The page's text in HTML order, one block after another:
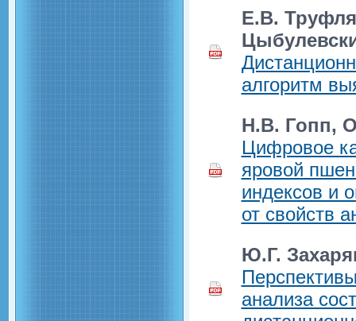
Е.В.
алгоритм
Н.В. Гопп,
Цифровое
яровой
индексов и
от свойств
Ю.Г.
анализа